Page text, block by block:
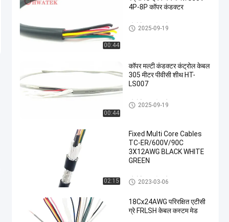
00:44
4P-8P कॉपर कंडक्टर
औद्योगिक लचीला केबल
2025-09-19
00:44
कॉपर मल्टी कंडक्टर कंट्रोल केबल
305 मीटर पीवीसी शीथ HT-
LS007
औद्योगिक लचीला केबल
2025-09-19
02:15
Fixed Multi Core Cables
TC-ER/600V/90C
3X12AWG BLACK WHITE
GREEN
औद्योगिक लचीला केबल
2023-03-06
18Cx24AWG परिरक्षित एटीसी
ग्रे FRLSH केबल कस्टम मेड